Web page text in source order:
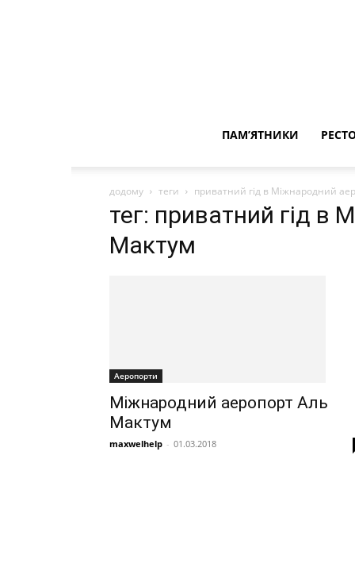
ПАМ’ЯТНИКИ
додому теги приватний гід в Міжнародний
тег: приватний гід в
Мактум
Аеропорти
Міжнародний аеропорт Аль
Мактум
maxwelhelp - 01.03.2018